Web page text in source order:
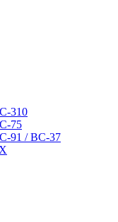
310
75
91 / BC-37